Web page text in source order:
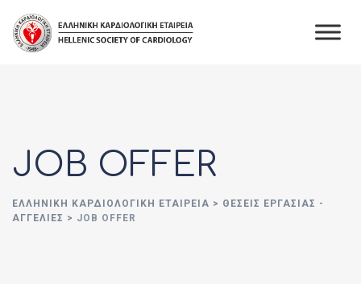
content
JOB OFFER
ΕΛΛΗΝΙΚΉ ΚΑΡΔΙΟΛΟΓΙΚΉ ΕΤΑΙΡΕΊΑ > ΘΈΣΕΙΣ ΕΡΓΑΣΊΑΣ -
ΑΓΓΕΛΊΕΣ > JOB OFFER